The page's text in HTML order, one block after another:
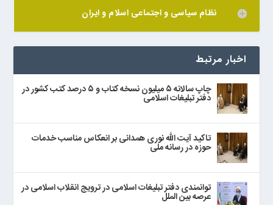
نظام سیاسی و اجتماعی اسلام و ایران
اخبار مرتبط
چاپ سالانه ۵ میلیون نسخه کتاب و ۵ درصد کتب کشور در
دفتر تبلیغات اسلامی
تاکید آیت الله نوری همدانی بر انعکاس مناسب خدمات
حوزه در رسانه ملی
توانمندی دفتر تبلیغات اسلامی در ترویج انقلاب اسلامی در
عرصه بین الملل